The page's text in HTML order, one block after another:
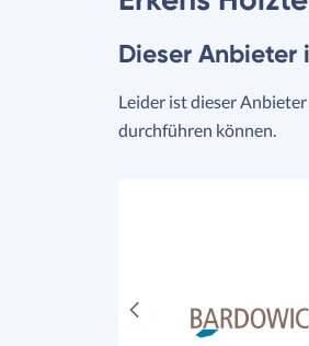
Dieser
Leider ist dieser
durchführen können.
Vorheriger